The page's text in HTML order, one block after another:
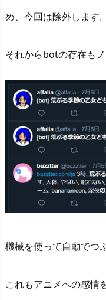
め、今回は除外します。
それからbotの存在もノ
機械を使って自動でつ
これもアニメへの感情